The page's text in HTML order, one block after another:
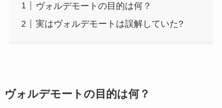
ヴォルデモートの目的は何？
実はヴォルデモートは誤解していた?
ヴォルデモートの目的は何？